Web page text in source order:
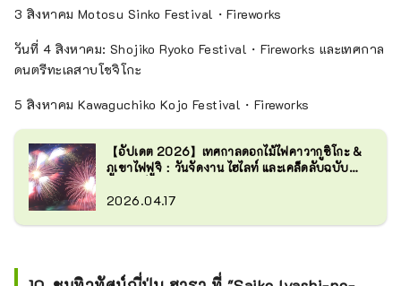
3 สิงหาคม Motosu Sinko Festival・Fireworks
วันที่ 4 สิงหาคม: Shojiko Ryoko Festival・Fireworks และเทศกาล
ดนตรีทะเลสาบโชจิโกะ
5 สิงหาคม Kawaguchiko Kojo Festival・Fireworks
【อัปเดต 2026】เทศกาลดอกไม้ไฟคาวากูชิโกะ &
ภูเขาไฟฟูจิ：วันจัดงาน ไฮไลท์ และเคล็ดลับฉบับ
2026.04.17